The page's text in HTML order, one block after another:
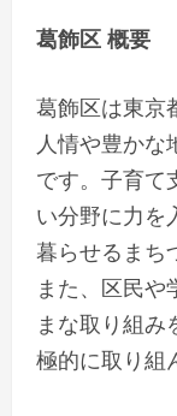
葛飾区 概要
葛飾区は東京
人情や豊かな
です。子育て
い分野に力を
暮らせるまち
また、区民や
まな取り組み
極的に取り組